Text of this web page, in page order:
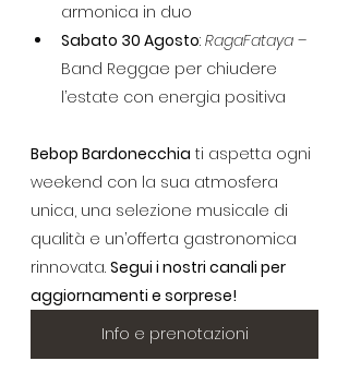
armonica in duo
Sabato 30 Agosto: RagaFataya –
Band Reggae per chiudere
l’estate con energia positiva
Bebop Bardonecchia ti aspetta ogni
weekend con la sua atmosfera
unica, una selezione musicale di
qualità e un’offerta gastronomica
rinnovata. Segui i nostri canali per
aggiornamenti e sorprese!
Info e prenotazioni